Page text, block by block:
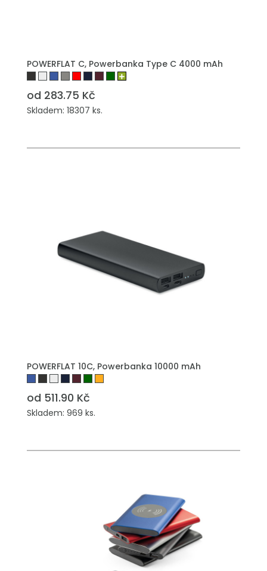
POWERFLAT C, Powerbanka Type C 4000 mAh
od 283.75 Kč
Skladem: 18307 ks.
POWERFLAT 10C, Powerbanka 10000 mAh
od 511.90 Kč
Skladem: 969 ks.